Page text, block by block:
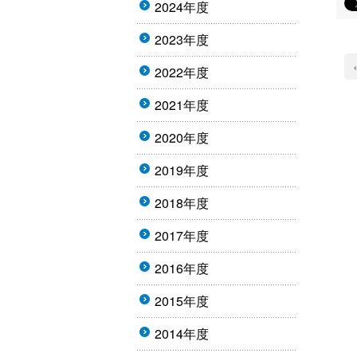
2024年度
2023年度
2022年度
2021年度
2020年度
2019年度
2018年度
2017年度
2016年度
2015年度
2014年度